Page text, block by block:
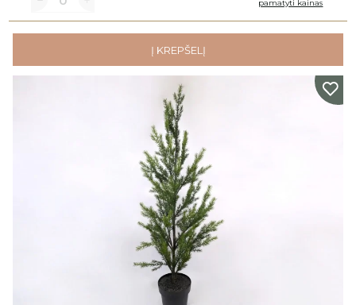
pamatyti kainas
Į KREPŠELĮ